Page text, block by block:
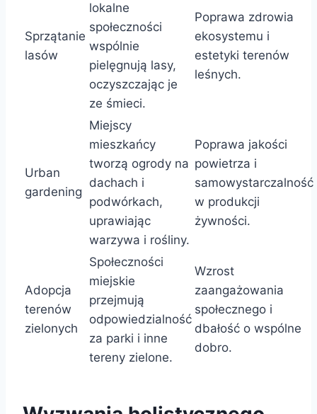
Sprzątanie
lasów
lokalne
społeczności
wspólnie
pielęgnują lasy,
oczyszczając je
ze śmieci.
Poprawa zdrowia
ekosystemu i
estetyki terenów
leśnych.
Urban
gardening
Miejscy
mieszkańcy
tworzą ogrody na
dachach i
podwórkach,
uprawiając
warzywa i rośliny.
Poprawa jakości
powietrza i
samowystarczalność
w produkcji
żywności.
Adopcja
terenów
zielonych
Społeczności
miejskie
przejmują
odpowiedzialność
za parki i inne
tereny zielone.
Wzrost
zaangażowania
społecznego i
dbałość o wspólne
dobro.